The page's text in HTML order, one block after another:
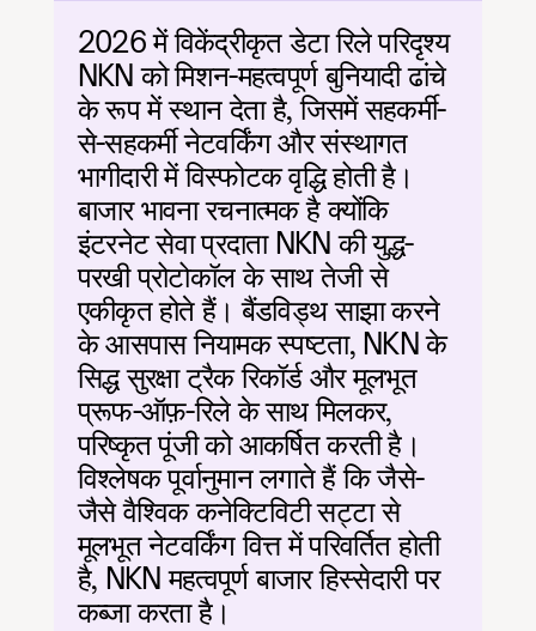
2026 में विकेंद्रीकृत डेटा रिले परिदृश्य
NKN को मिशन-महत्वपूर्ण बुनियादी ढांचे
के रूप में स्थान देता है, जिसमें सहकर्मी-
से-सहकर्मी नेटवर्किंग और संस्थागत
भागीदारी में विस्फोटक वृद्धि होती है।
बाजार भावना रचनात्मक है क्योंकि
इंटरनेट सेवा प्रदाता NKN की युद्ध-
परखी प्रोटोकॉल के साथ तेजी से
एकीकृत होते हैं। बैंडविड्थ साझा करने
के आसपास नियामक स्पष्टता, NKN के
सिद्ध सुरक्षा ट्रैक रिकॉर्ड और मूलभूत
प्रूफ-ऑफ़-रिले के साथ मिलकर,
परिष्कृत पूंजी को आकर्षित करती है।
विश्लेषक पूर्वानुमान लगाते हैं कि जैसे-
जैसे वैश्विक कनेक्टिविटी सट्टा से
मूलभूत नेटवर्किंग वित्त में परिवर्तित होती
है, NKN महत्वपूर्ण बाजार हिस्सेदारी पर
कब्जा करता है।